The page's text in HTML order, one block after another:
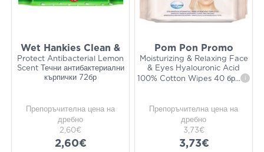
Wet Hankies Clean &
Protect Antibacterial Lemon
Scent Течни антибактериални
кърпички 72бр
Препоръчителна цена на
дребно
2,60€
2,60€
Pom Pon Promo
Moisturizing & Relaxing Face
& Eyes Hyalouronic Acid
100% Cotton Wipes 40 бр... i
Препоръчителна цена на
дребно
3,73€
3,73€